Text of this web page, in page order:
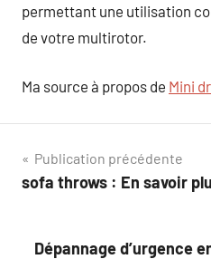
permettant une utilisation
de votre multirotor.
Ma source à propos de Mini
Navigation
de
Publication précédente
sofa throws : En savoir
Dépannage d’urgence